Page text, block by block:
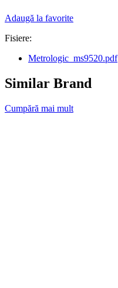
Adaugă la favorite
Fisiere:
Metrologic_ms9520.pdf
Similar Brand
Cumpără mai mult